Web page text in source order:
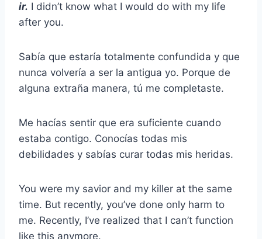
ir. I didn’t know what I would do with my life
after you.
Sabía que estaría totalmente confundida y que
nunca volvería a ser la antigua yo. Porque de
alguna extraña manera, tú me completaste.
Me hacías sentir que era suficiente cuando
estaba contigo. Conocías todas mis
debilidades y sabías curar todas mis heridas.
You were my savior and my killer at the same
time. But recently, you’ve done only harm to
me. Recently, I’ve realized that I can’t function
like this anymore.